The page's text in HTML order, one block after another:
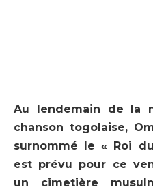
Au lendemain de la
chanson togolaise,
surnommé le « Roi du
est prévu pour ce
un cimetière